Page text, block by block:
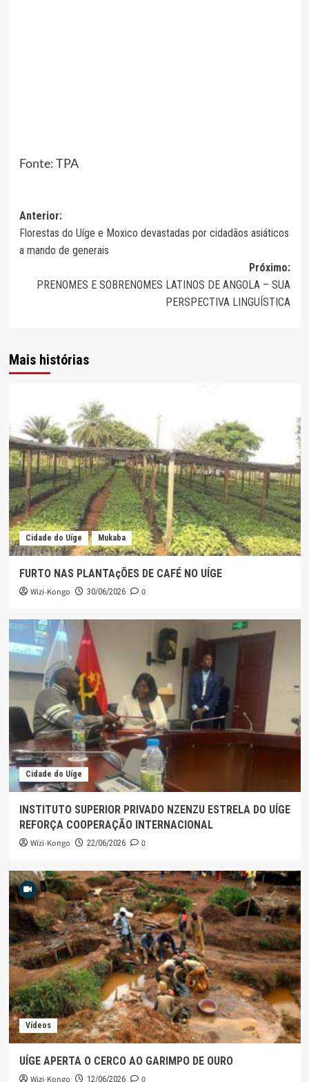
Fonte: TPA
Navegação
de
artigos
Anterior:
Florestas do Uíge e Moxico devastadas por cidadãos asiáticos
a mando de generais
Próximo:
PRENOMES E SOBRENOMES LATINOS DE ANGOLA – SUA
PERSPECTIVA LINGUÍSTICA
Mais histórias
Cidade do Uíge Mukaba
FURTO NAS PLANTAçÕES DE CAFÉ NO UÍGE
Wizi-Kongo 30/06/2026 0
Cidade do Uíge
INSTITUTO SUPERIOR PRIVADO NZENZU ESTRELA DO UÍGE
REFORÇA COOPERAÇÃO INTERNACIONAL
Wizi-Kongo 22/06/2026 0
Vídeos
UÍGE APERTA O CERCO AO GARIMPO DE OURO
12/06/2026